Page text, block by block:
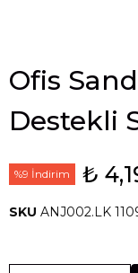
Ofis
Destekli
%9 İndirim ₺
SKU ANJ002.LK